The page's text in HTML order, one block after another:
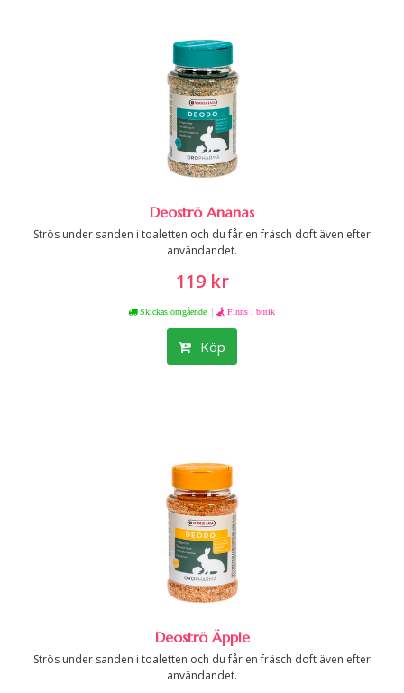
Deoströ Ananas
Strös under sanden i toaletten och du får en fräsch doft även efter
användandet.
119 kr
Skickas omgående | Finns i butik
Köp
Deoströ Äpple
Strös under sanden i toaletten och du får en fräsch doft även efter
användandet.